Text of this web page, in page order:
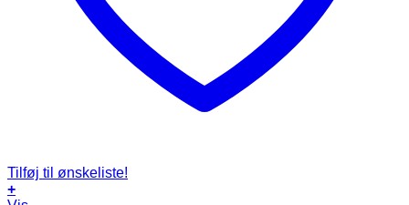
Tilføj til ønskeliste!
+